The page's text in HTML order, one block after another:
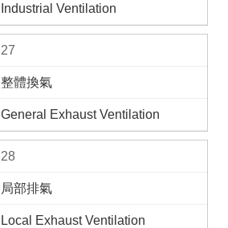
Industrial Ventilation
27
整體換氣
General Exhaust Ventilation
28
局部排氣
Local Exhaust Ventilation